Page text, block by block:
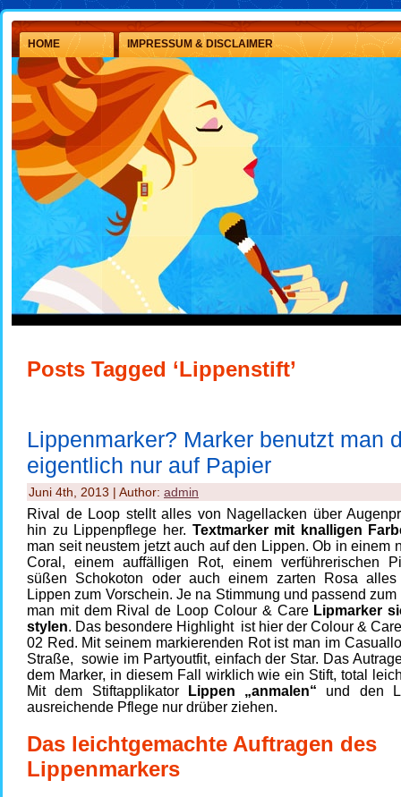
HOME IMPRESSUM & DISCLAIMER
Posts Tagged ‘Lippenstift’
Lippenmarker? Marker benutzt man
eigentlich nur auf Papier
Juni 4th, 2013 | Author: admin
Rival de Loop stellt alles von Nagellacken über
hin zu Lippenpflege her. Textmarker mit knalligen
man seit neustem jetzt auch auf den Lippen. Ob in einem
Coral, einem auffälligen Rot, einem verführerischen
süßen Schokoton oder auch einem zarten Rosa
Lippen zum Vorschein. Je na Stimmung und passend zum
man mit dem Rival de Loop Colour & CareLipmarker
stylen. Das besondere Highlight ist hier der Colour &
02 Red. Mit seinem markierenden Rot ist man im
Straße, sowie im Partyoutfit, einfach der Star. Das
dem Marker, in diesem Fall wirklich wie ein Stift, total
Mit dem Stiftapplikator
Lippen „anmalen“ und den
ausreichende Pflege nur drüber ziehen.
Das leichtgemachte Auftragen des
Lippenmarkers